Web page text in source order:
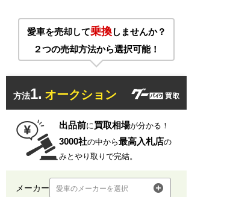
愛車を売却して乗換しませんか？
２つの売却方法から選択可能！
方法1. オークション
出品前に買取相場が分かる！
3000社の中から最高入札店の
みとやり取りで完結。
メーカー 愛車のメーカーを選択